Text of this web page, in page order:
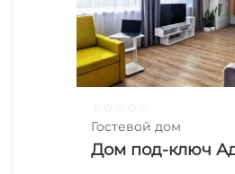
Гостевой дом
Дом под-ключ